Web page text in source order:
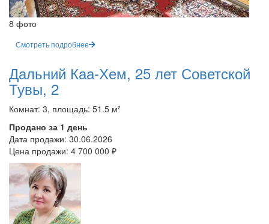
8 фото
Смотреть подробнее
Дальний Каа-Хем, 25 лет Советской
Тувы, 2
Комнат: 3, площадь: 51.5 м²
Продано за 1 день
Дата продажи: 30.06.2026
Цена продажи: 4 700 000 ₽